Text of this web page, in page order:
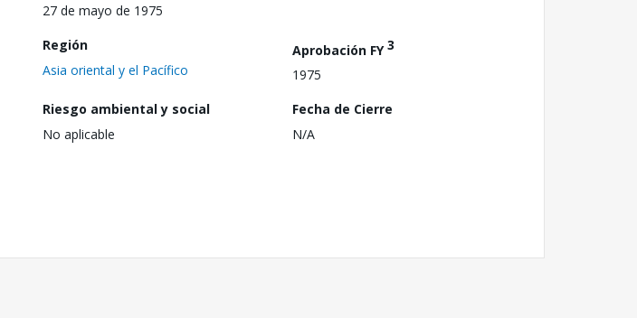
27 de mayo de 1975
Región
Asia oriental y el Pacífico
Aprobación FY3
1975
Riesgo ambiental y social
No aplicable
Fecha de Cierre
N/A